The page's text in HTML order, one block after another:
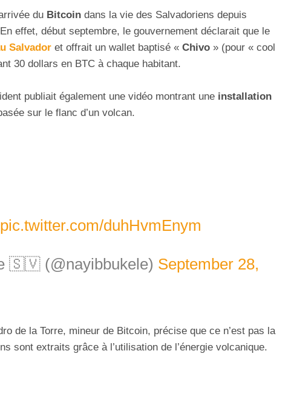
du Bitcoin dans la vie des Salvadoriens depuis
effet, début septembre, le gouvernement déclarait que le
Salvador et offrait un wallet baptisé « Chivo » (pour « cool
30 dollars en BTC à chaque habitant.
publiait également une vidéo montrant une installation
sur le flanc d’un volcan.
pic.twitter.com/duhHvmEnym
🇸🇻 (@nayibbukele) September 28,
de la Torre, mineur de Bitcoin, précise que ce n’est pas la
sont extraits grâce à l’utilisation de l’énergie volcanique.